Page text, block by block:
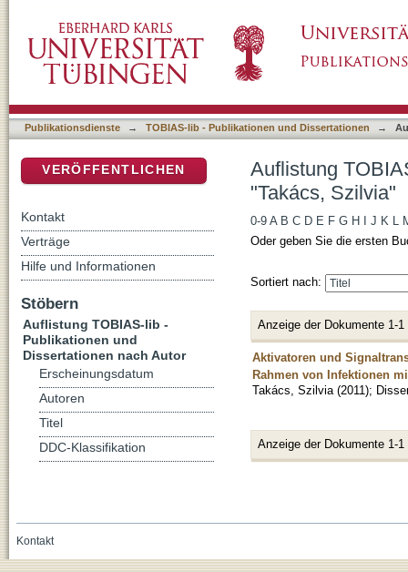
Publikationsdienste → TOBIAS-lib - Publikationen und Dissertationen →
Auflistung
"Takács, Szilvia"
0-9 A B C D E F G H J K L
Oder geben Sie die ersten
Sortiert nach:
Anzeige der Dokumente 1-1
Aktivatoren und
Rahmen von Infektionen
Takács, Szilvia (2011);
Anzeige der Dokumente 1-1
VERÖFFENTLICHEN
Kontakt
Verträge
Hilfe und Informationen
Stöbern
Auflistung TOBIAS-lib -
Publikationen und
Dissertationen nach Autor
Erscheinungsdatum
Autoren
Titel
DDC-Klassifikation
Kontakt